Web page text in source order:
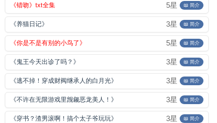
《错吻》txt全集 5星 📖 简介
《养猫日记》 3星 📖 简介
《你是不是有别的小鸟了》 5星 📖 简介
《鬼王今天出诊了吗？》 3星 📖 简介
《逃不掉！穿成财阀继承人的白月光》 3星 📖 简介
《不许在无限游戏里觊觎恶龙美人！》 3星 📖 简介
《穿书？渣男滚啊！搞个太子爷玩玩》 3星 📖 简介